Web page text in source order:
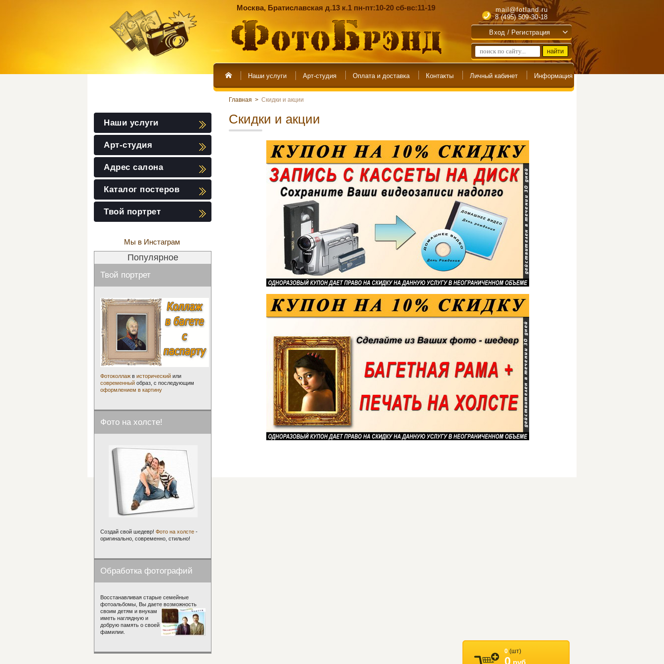
Москва, Братиславская д.13 к.1 пн-пт:10-20 сб-вс:11-19
mail@fotland.ru
8 (495) 509-30-18
Вход / Регистрация
Наши услуги Арт-студия
Главная > Скидки и акции
Скидки и акции
Наши услуги
Арт-студия
Адрес салона
Каталог постеров
Твой портрет
Мы в Инстаграм
Популярное
Твой портрет
Фотоколлаж в исторический или
современный образ, с последующим
оформлением в картину
Фото на холсте!
Создай свой шедевр! Фото на холсте -
оригинально, современно, стильно!
Обработка фотографий
Восстанавливая старые семейные
фотоальбомы, Вы даете возможность
своим детям и внукам
иметь наглядную и
добрую память о своей
фамилии.
0 (шт)
0 руб.